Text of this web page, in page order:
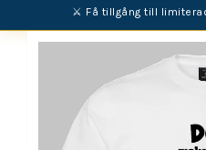
⚔️ Få tillgång till